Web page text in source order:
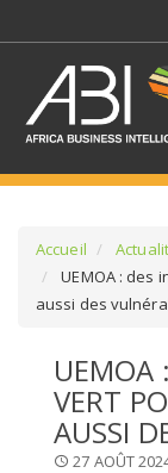
SÉLECTIONNEZ
SELECTIONNEZ
Accueil
UEMOA : des
aussi des
UEMOA
VERT
AUSSI
27 AOÛT